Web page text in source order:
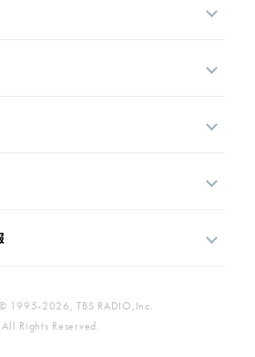
1995-2026, TBS RADIO,Inc.
All Rights Reserved.